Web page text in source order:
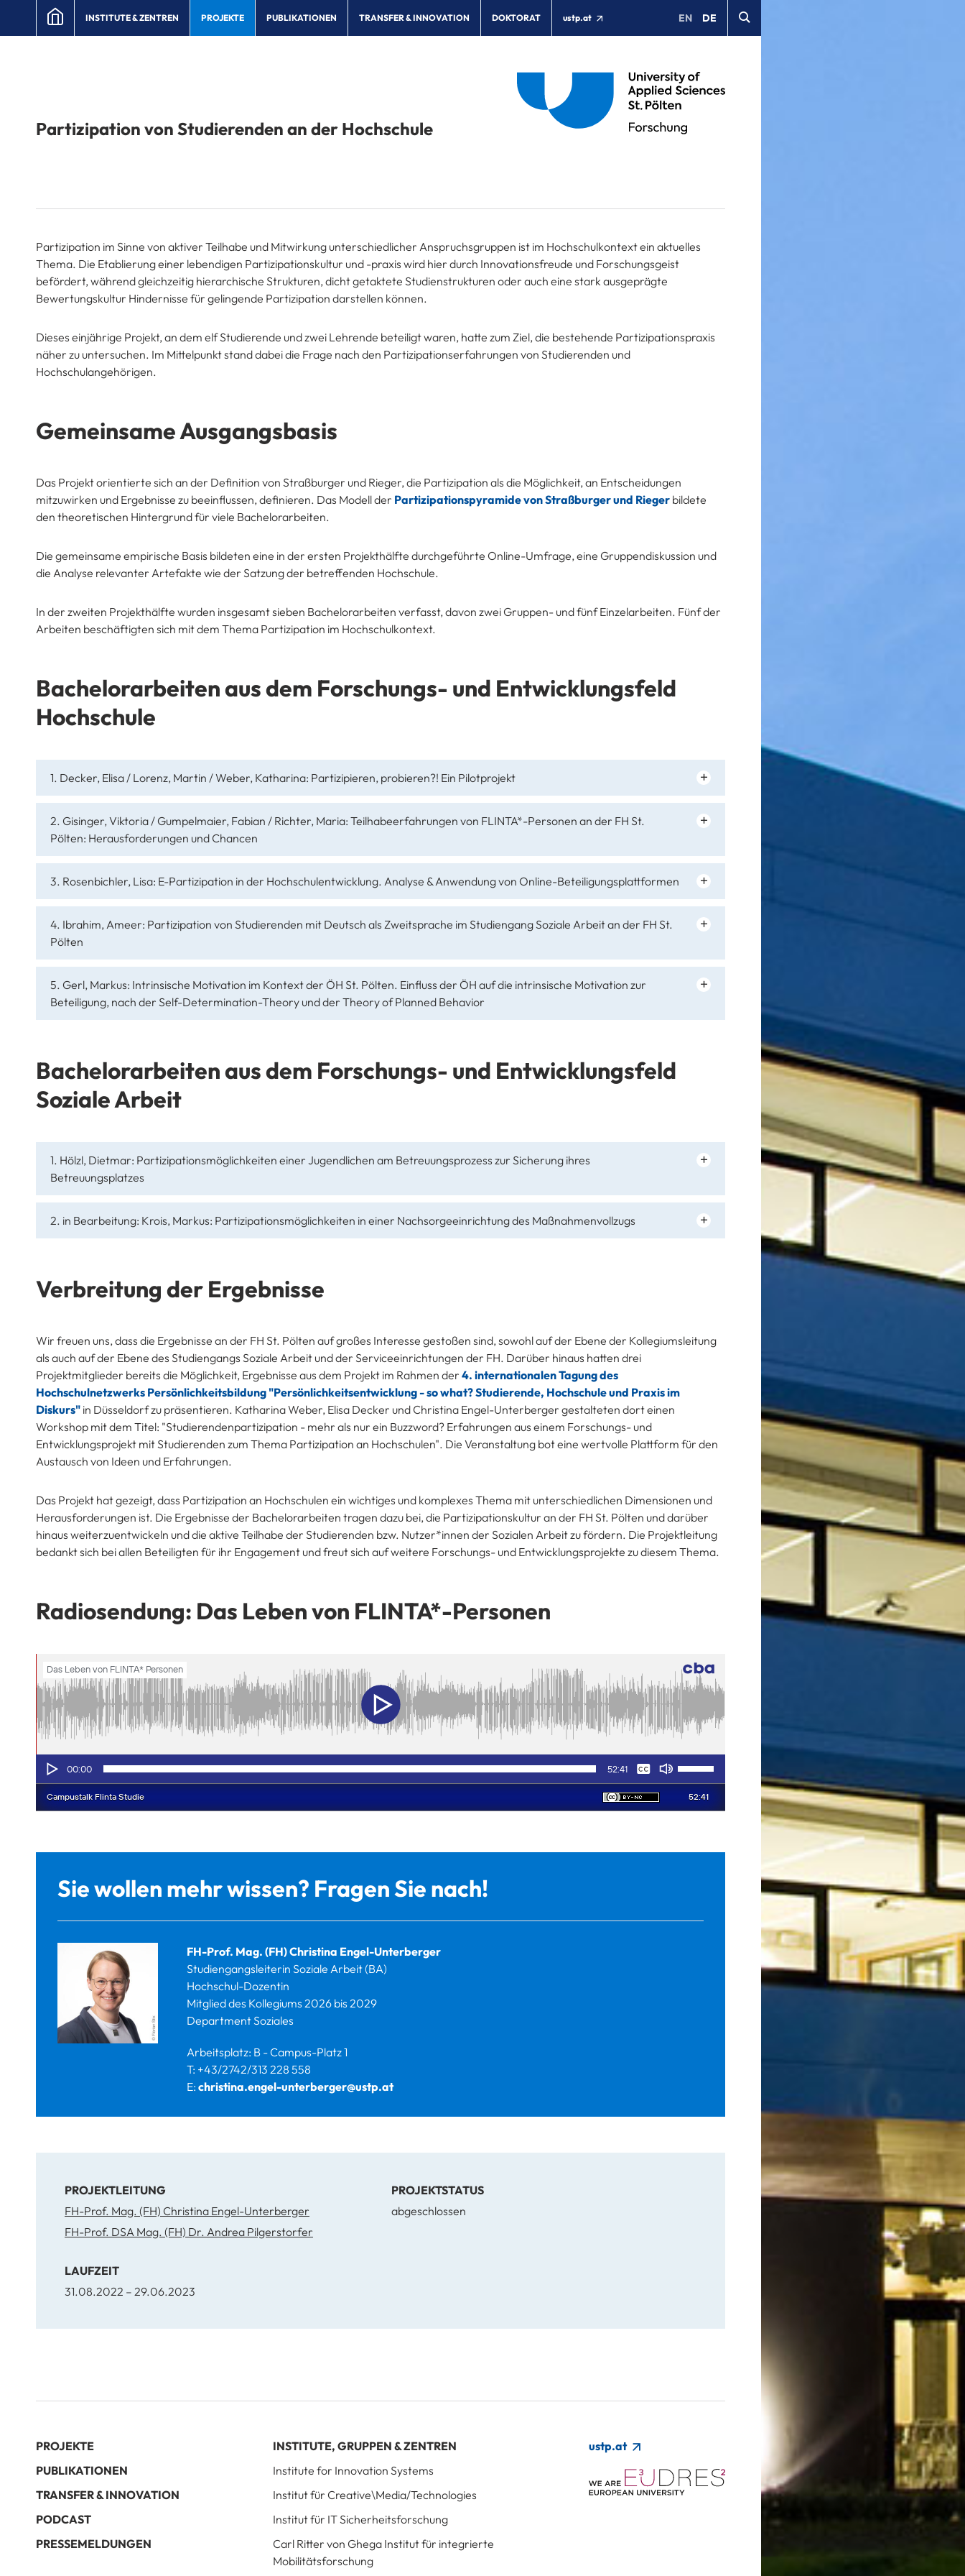
INSTITUTE & ZENTREN PROJEKTE PUBLIKATIONEN TRANSFER & INNOVATION DOKTORAT ustp.at EN DE
Partizipation von Studierenden an der Hochschule
Partizipation im Sinne von aktiver Teilhabe und Mitwirkung unterschiedlicher Anspruchsgruppen ist im Hochschulkontext ein aktuelles
Thema. Die Etablierung einer lebendigen Partizipationskultur und -praxis wird hier durch Innovationsfreude und Forschungsgeist
befördert, während gleichzeitig hierarchische Strukturen, dicht getaktete Studienstrukturen oder auch eine stark ausgeprägte
Bewertungskultur Hindernisse für gelingende Partizipation darstellen können.
Dieses einjährige Projekt, an dem elf Studierende und zwei Lehrende beteiligt waren, hatte zum Ziel, die bestehende Partizipationspraxis
näher zu untersuchen. Im Mittelpunkt stand dabei die Frage nach den Partizipationserfahrungen von Studierenden und
Hochschulangehörigen.
Gemeinsame Ausgangsbasis
Das Projekt orientierte sich an der Definition von Straßburger und Rieger, die Partizipation als die Möglichkeit, an Entscheidungen
mitzuwirken und Ergebnisse zu beeinflussen, definieren. Das Modell der Partizipationspyramide von Straßburger und Rieger bildete
den theoretischen Hintergrund für viele Bachelorarbeiten.
Die gemeinsame empirische Basis bildeten eine in der ersten Projekthälfte durchgeführte Online-Umfrage, eine Gruppendiskussion und
die Analyse relevanter Artefakte wie der Satzung der betreffenden Hochschule.
In der zweiten Projekthälfte wurden insgesamt sieben Bachelorarbeiten verfasst, davon zwei Gruppen- und fünf Einzelarbeiten. Fünf der
Arbeiten beschäftigten sich mit dem Thema Partizipation im Hochschulkontext.
Bachelorarbeiten aus dem Forschungs- und Entwicklungsfeld
Hochschule
1. Decker, Elisa / Lorenz, Martin / Weber, Katharina: Partizipieren, probieren?! Ein Pilotprojekt
2. Gisinger, Viktoria / Gumpelmaier, Fabian / Richter, Maria: Teilhabeerfahrungen von FLINTA*-Personen an der FH St.
Pölten: Herausforderungen und Chancen
3. Rosenbichler, Lisa: E-Partizipation in der Hochschulentwicklung. Analyse & Anwendung von Online-Beteiligungsplattformen
4. Ibrahim, Ameer: Partizipation von Studierenden mit Deutsch als Zweitsprache im Studiengang Soziale Arbeit an der FH St.
Pölten
5. Gerl, Markus: Intrinsische Motivation im Kontext der ÖH St. Pölten. Einfluss der ÖH auf die intrinsische Motivation zur
Beteiligung, nach der Self-Determination-Theory und der Theory of Planned Behavior
Bachelorarbeiten aus dem Forschungs- und Entwicklungsfeld
Soziale Arbeit
1. Hölzl, Dietmar: Partizipationsmöglichkeiten einer Jugendlichen am Betreuungsprozess zur Sicherung ihres
Betreuungsplatzes
2. in Bearbeitung: Krois, Markus: Partizipationsmöglichkeiten in einer Nachsorgeeinrichtung des Maßnahmenvollzugs
Verbreitung der Ergebnisse
Wir freuen uns, dass die Ergebnisse an der FH St. Pölten auf großes Interesse gestoßen sind, sowohl auf der Ebene der Kollegiumsleitung
als auch auf der Ebene des Studiengangs Soziale Arbeit und der Serviceeinrichtungen der FH. Darüber hinaus hatten drei
Projektmitglieder bereits die Möglichkeit, Ergebnisse aus dem Projekt im Rahmen der 4. internationalen Tagung des
Hochschulnetzwerks Persönlichkeitsbildung "Persönlichkeitsentwicklung - so what? Studierende, Hochschule und Praxis im
Diskurs" in Düsseldorf zu präsentieren. Katharina Weber, Elisa Decker und Christina Engel-Unterberger gestalteten dort einen
Workshop mit dem Titel: "Studierendenpartizipation - mehr als nur ein Buzzword? Erfahrungen aus einem Forschungs- und
Entwicklungsprojekt mit Studierenden zum Thema Partizipation an Hochschulen". Die Veranstaltung bot eine wertvolle Plattform für den
Austausch von Ideen und Erfahrungen.
Das Projekt hat gezeigt, dass Partizipation an Hochschulen ein wichtiges und komplexes Thema mit unterschiedlichen Dimensionen und
Herausforderungen ist. Die Ergebnisse der Bachelorarbeiten tragen dazu bei, die Partizipationskultur an der FH St. Pölten und darüber
hinaus weiterzuentwickeln und die aktive Teilhabe der Studierenden bzw. Nutzer*innen der Sozialen Arbeit zu fördern. Die Projektleitung
bedankt sich bei allen Beteiligten für ihr Engagement und freut sich auf weitere Forschungs- und Entwicklungsprojekte zu diesem Thema.
Radiosendung: Das Leben von FLINTA*-Personen
Sie wollen mehr wissen? Fragen Sie nach!
FH-Prof. Mag. (FH) Christina Engel-Unterberger
Studiengangsleiterin Soziale Arbeit (BA)
Hochschul-Dozentin
Mitglied des Kollegiums 2026 bis 2029
Department Soziales
Arbeitsplatz: B - Campus-Platz 1
T: +43/2742/313 228 558
E: christina.engel-unterberger@ustp.at
PROJEKTLEITUNG
FH-Prof. Mag. (FH) Christina Engel-Unterberger
FH-Prof. DSA Mag. (FH) Dr. Andrea Pilgerstorfer
LAUFZEIT
31.08.2022 – 29.06.2023
PROJEKTSTATUS
abgeschlossen
PROJEKTE
PUBLIKATIONEN
TRANSFER & INNOVATION
PODCAST
PRESSEMELDUNGEN
INSTITUTE, GRUPPEN & ZENTREN
Institute for Innovation Systems
Institut für Creative\Media/Technologies
Institut für IT Sicherheitsforschung
Carl Ritter von Ghega Institut für integrierte
Mobilitätsforschung
ustp.at